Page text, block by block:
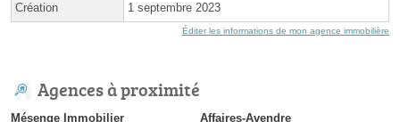
Création 1 septembre 2023
Éditer les informations de mon agence immobilière
Agences à proximité
Mésenge Immobilier
Affaires-Avendre